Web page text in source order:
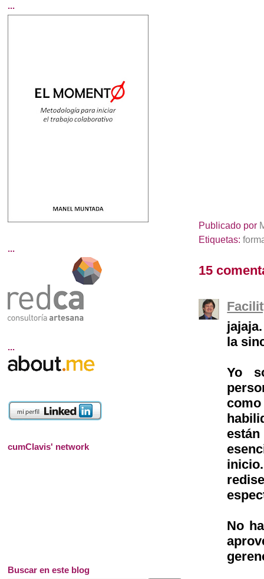
Publicado por
Etiquetas:
15
la
Yo
No
...
...
...
cumClavis' network
Buscar en este blog